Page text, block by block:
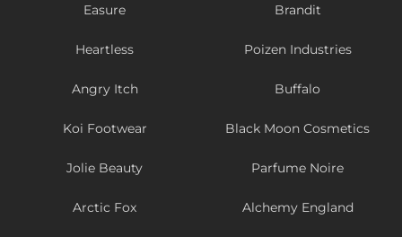
Easure Brandit
Heartless Poizen Industries
Angry Itch Buffalo
Koi Footwear Black Moon Cosmetics
Jolie Beauty Parfume Noire
Arctic Fox Alchemy England